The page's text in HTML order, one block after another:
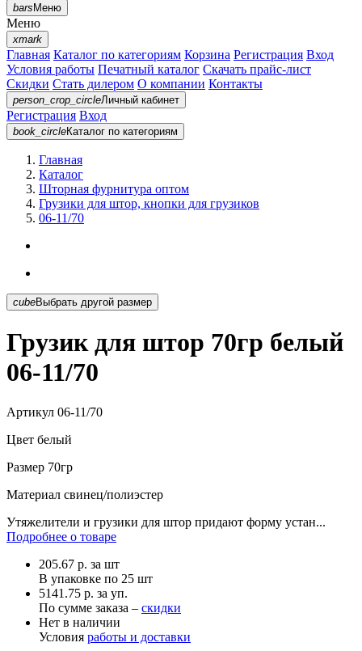
barsМеню
Меню
xmark
Главная Каталог по категориям Корзина Регистрация Вход
Условия работы Печатный каталог Скачать прайс-лист
Скидки Стать дилером О компании Контакты
person_crop_circleЛичный кабинет
Регистрация Вход
book_circleКаталог по категориям
Главная
Каталог
Шторная фурнитура оптом
Грузики для штор, кнопки для грузиков
06-11/70
cubeВыбрать другой размер
Грузик для штор 70гр белый
06-11/70
Артикул 06-11/70
Цвет белый
Размер 70гр
Материал свинец/полиэстер
Утяжелители и грузики для штор придают форму устан...
Подробнее о товаре
205.67 р. за шт
В упаковке по 25 шт
5141.75 р. за уп.
По сумме заказа – скидки
Нет в наличии
Условия работы и доставки